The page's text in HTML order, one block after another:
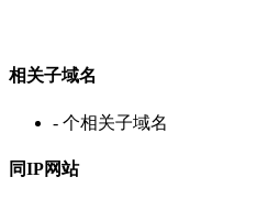
相关子域名
- 个相关子域名
同IP网站